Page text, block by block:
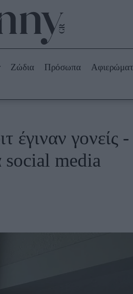
Beauty -
Ομορφιά
Skincare
Μακιγιάζ
Ζώδια
Ζώδια Πρόσωπα
έγιναν γονείς -
media